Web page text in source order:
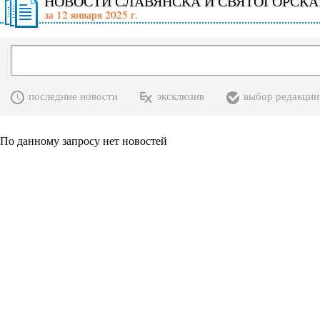
за 12 января 2025 г.
последние новости эксклюзив выбор редакции
По данному запросу нет новостей